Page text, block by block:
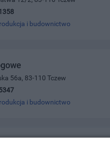
i budownictwo
56a, 83-110 Tczew
i budownictwo
83-110 Tczew